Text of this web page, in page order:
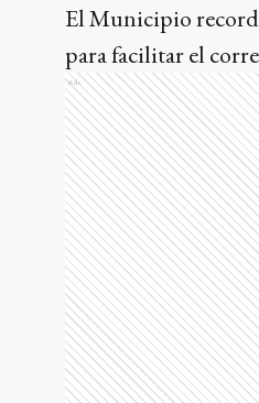
El Municipio
para facilitar el
Ads